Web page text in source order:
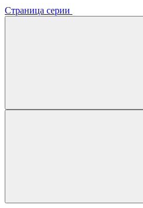
Страница серии